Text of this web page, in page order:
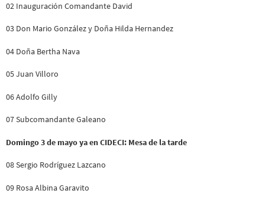
02 Inauguración Comandante David
03 Don Mario González y Doña Hilda Hernandez
04 Doña Bertha Nava
05 Juan Villoro
06 Adolfo Gilly
07 Subcomandante Galeano
Domingo 3 de mayo ya en CIDECI: Mesa de la tarde
08 Sergio Rodríguez Lazcano
09 Rosa Albina Garavito